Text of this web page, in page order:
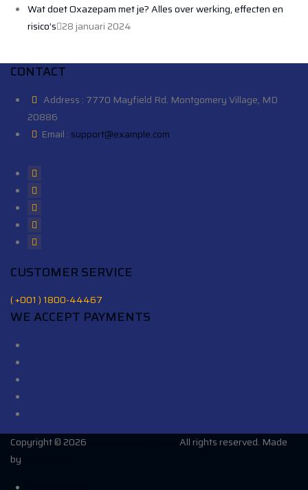
Wat doet Oxazepam met je? Alles over werking, effecten en
risico’s 28 januari 2024
CONTACT
Address : 7770 Mayfield Rd. Montgomery Village, MD
20886
Email : support@example.com
CUSTOMER SERVICE
( +001 ) 1800-44467
WE ACCEPT PAYMENTS
Copyright © 2026
All rights reserved. Made
by